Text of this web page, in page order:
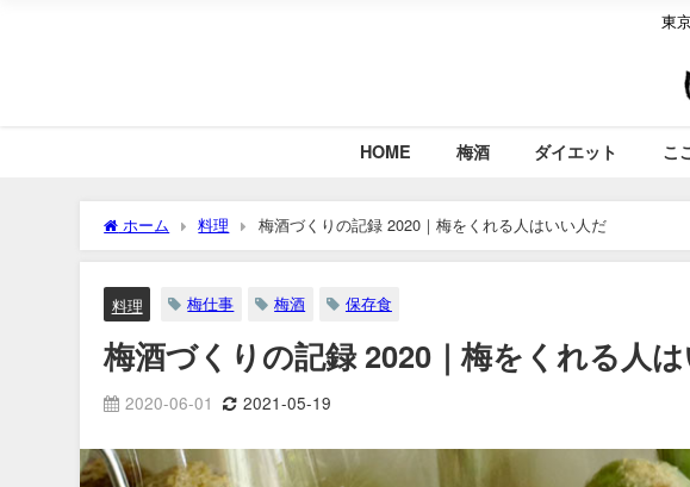
東
HOME 梅酒 ダイエット こ
ホーム 料理 梅酒づくりの記録 2020｜梅をくれる人はいい人だ
料理 梅仕事 梅酒 保存食
梅酒づくりの記録 2020｜梅をくれる人
2020-06-01 2021-05-19